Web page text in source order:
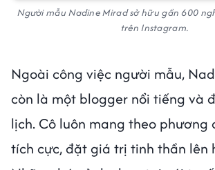
Người mẫu Nadine Mirad sở hữu gần 600
trên Instagram.
Ngoài công việc người mẫu,
còn là một blogger nổi tiếng và
lịch. Cô luôn mang theo phương
tích cực, đặt giá trị tinh thần lên